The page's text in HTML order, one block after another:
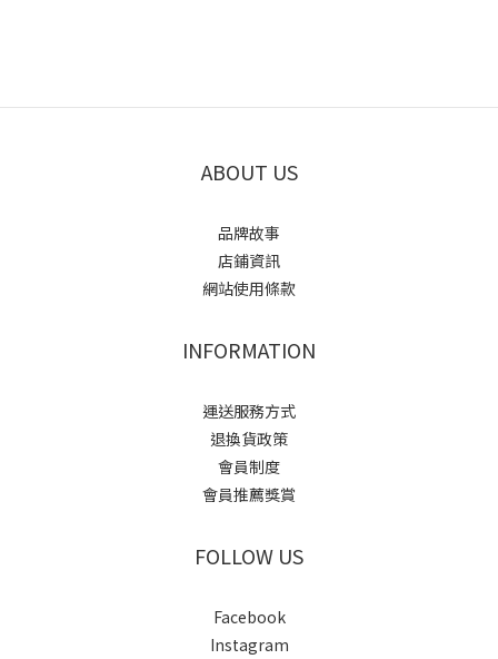
ABOUT US
品牌故事
店鋪資訊
網站使用條款
INFORMATION
運送服務方式
退換貨政策
會員制度
會員推薦獎賞
FOLLOW US
Facebook
Instagram